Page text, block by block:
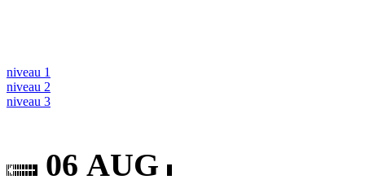
niveau 1
niveau 2
niveau 3
06 AUG